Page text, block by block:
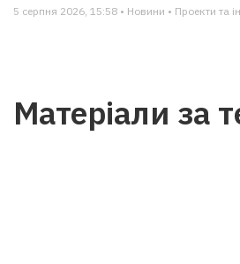
5 серпня 2026, 15:58 • Новини • Проекти та
Матеріали за